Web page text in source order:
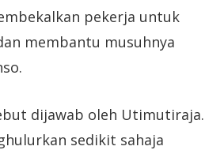
pekerja untuk
membantu musuhnya
dijawab oleh Utimutiraja.
sedikit sahaja